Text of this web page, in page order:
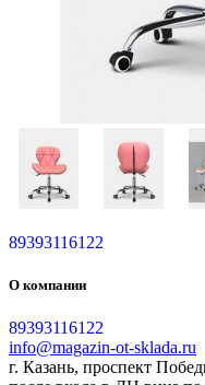
89393116122
О компании
89393116122
info@magazin-ot-sklada.ru
г. Казань, проспект